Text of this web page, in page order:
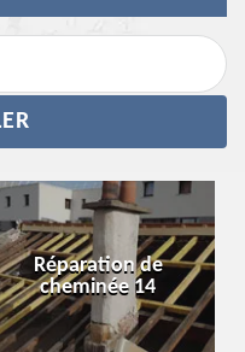
Réparation de
cheminée 14